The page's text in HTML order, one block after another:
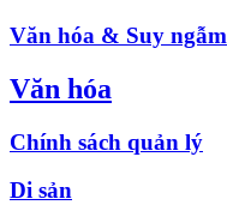
Văn hóa & Suy ngẫm
Văn hóa
Chính sách quản lý
Di sản